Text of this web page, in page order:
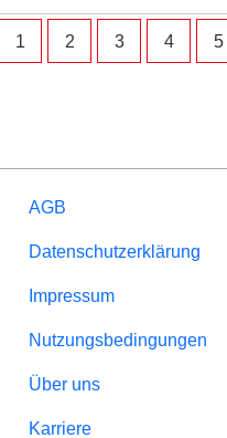
1 2 3 4 5
AGB
Datenschutzerklärung
Impressum
Nutzungsbedingungen
Über uns
Karriere